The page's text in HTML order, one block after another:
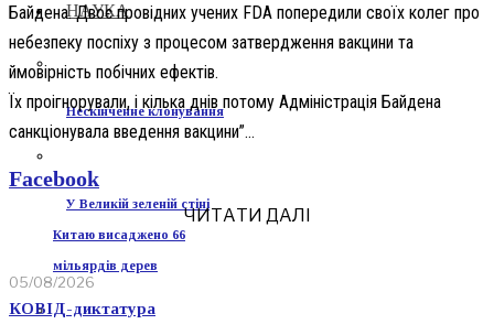
НАУКА
Нескінченне клонування
У Великій зеленій стіні
Китаю висаджено 66
мільярдів дерев
Байдена. Двоє провідних учених FDA попередили своїх колег про
небезпеку поспіху з процесом затвердження вакцини та
ймовірність побічних ефектів.
Їх проігнорували, і кілька днів потому Адміністрація Байдена
санкціонувала введення вакцини”…
Facebook
ЧИТАТИ ДАЛІ
05/08/2026
КОВІД-диктатура